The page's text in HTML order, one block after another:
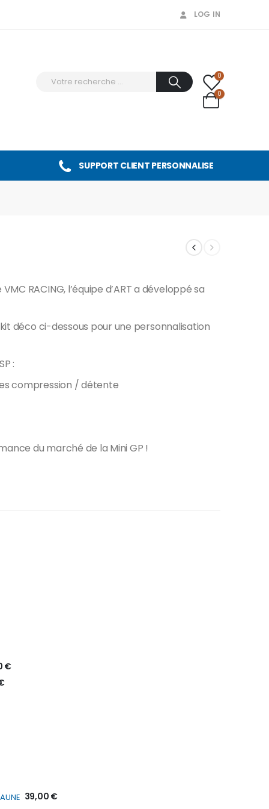
LOG IN
0
0
SUPPORT CLIENT PERSONNALISE
RACING, l’équipe d’ART a développé sa
déco ci-dessous pour une personnalisation
:
compression / détente
du marché de la Mini GP !
€
39,00 €